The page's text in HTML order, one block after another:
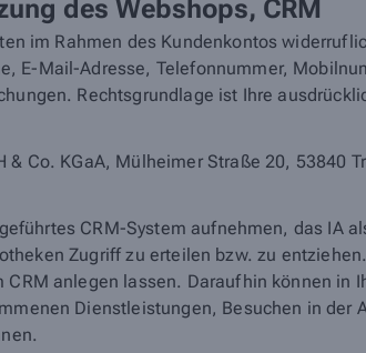
des Webshops, CRM
im Rahmen des Kundenkontos
E-Mail-Adresse, Telefonnummer,
Rechtsgrundlage ist Ihre
Co. KGaA, Mülheimer Straße 20, 53840
CRM-System aufnehmen, das IA
Zugriff zu erteilen bzw. zu
anlegen lassen. Daraufhin können in
Dienstleistungen, Besuchen in der